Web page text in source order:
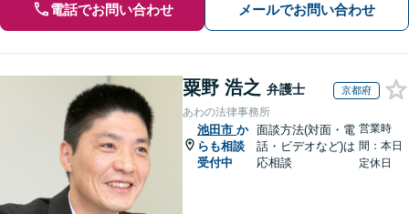
電話でお問い合わせ メールでお問い合わせ
粟野 浩之 弁護士 京都府
あわの法律事務所
池田市 か
らも相談
受付中
面談方法(対面・電
話・ビデオなど)は
応相談
営業時
間：本日
定休日